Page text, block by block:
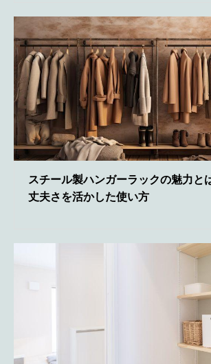
スチール製ハンガーラックの魅力と
丈夫さを活かした使い方